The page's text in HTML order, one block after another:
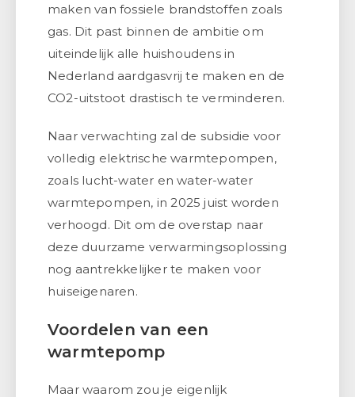
maken van fossiele brandstoffen zoals
gas. Dit past binnen de ambitie om
uiteindelijk alle huishoudens in
Nederland aardgasvrij te maken en de
CO2-uitstoot drastisch te verminderen.
Naar verwachting zal de subsidie voor
volledig elektrische warmtepompen,
zoals lucht-water en water-water
warmtepompen, in 2025 juist worden
verhoogd. Dit om de overstap naar
deze duurzame verwarmingsoplossing
nog aantrekkelijker te maken voor
huiseigenaren.
Voordelen van een
warmtepomp
Maar waarom zou je eigenlijk